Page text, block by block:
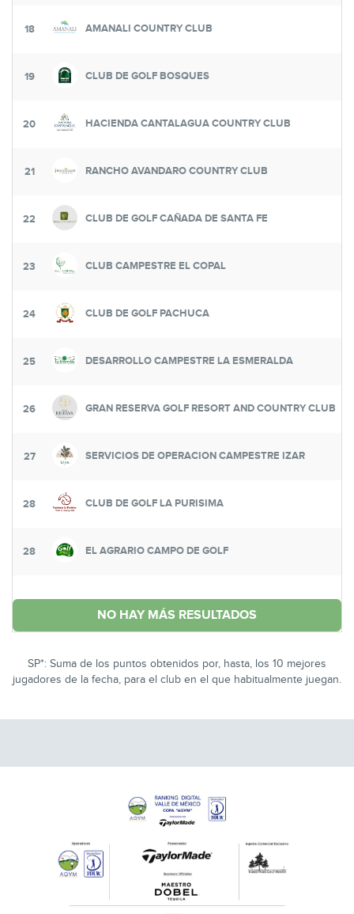
18 AMANALI COUNTRY CLUB
19 CLUB DE GOLF BOSQUES
20 HACIENDA CANTALAGUA COUNTRY CLUB
21 RANCHO AVANDARO COUNTRY CLUB
22 CLUB DE GOLF CAÑADA DE SANTA FE
23 CLUB CAMPESTRE EL COPAL
24 CLUB DE GOLF PACHUCA
25 DESARROLLO CAMPESTRE LA ESMERALDA
26 GRAN RESERVA GOLF RESORT AND COUNTRY CLUB
27 SERVICIOS DE OPERACION CAMPESTRE IZAR
28 CLUB DE GOLF LA PURISIMA
28 EL AGRARIO CAMPO DE GOLF
NO HAY MÁS RESULTADOS
SP*: Suma de los puntos obtenidos por, hasta, los 10 mejores
jugadores de la fecha, para el club en el que habitualmente juegan.